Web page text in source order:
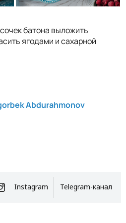
батона выложить
ягодами и сахарной
Abdurahmonov
Instagram Telegram-канал